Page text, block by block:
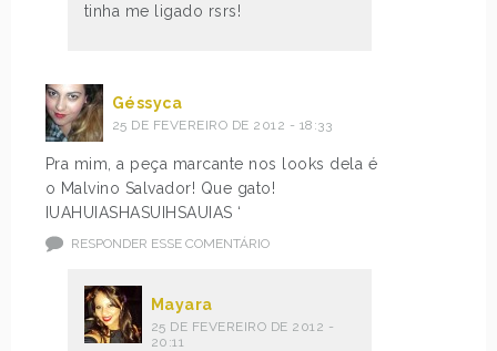
tinha me ligado rsrs!
Géssyca
25 DE FEVEREIRO DE 2012 - 18:33
Pra mim, a peça marcante nos looks dela é
o Malvino Salvador! Que gato!
IUAHUIASHASUIHSAUIAS ‘
RESPONDER ESSE COMENTÁRIO
Mayara
25 DE FEVEREIRO DE 2012 -
20:11